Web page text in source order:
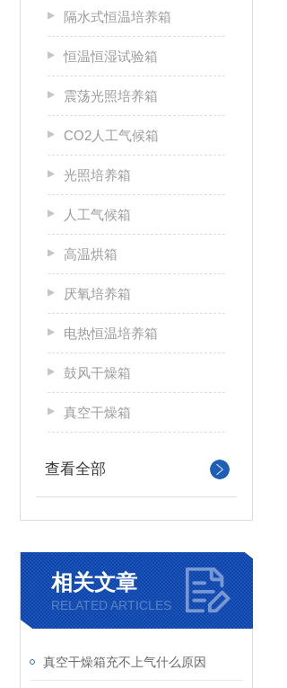
隔水式恒温培养箱
恒温恒湿试验箱
震荡光照培养箱
CO2人工气候箱
光照培养箱
人工气候箱
高温烘箱
厌氧培养箱
电热恒温培养箱
鼓风干燥箱
真空干燥箱
查看全部
相关文章
RELATED ARTICLES
真空干燥箱充不上气什么原因